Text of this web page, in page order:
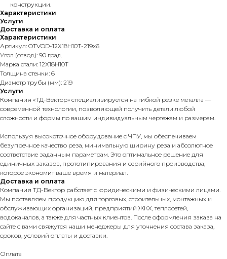
конструкции.
Характеристики
Услуги
Доставка и оплата
Характеристики
Артикул: OTVOD-12Х18Н10Т-219x6
Угол (отвод): 90 град
Марка стали: 12Х18Н10Т
Толщина стенки: 6
Диаметр трубы (мм): 219
Услуги
Компания «ТД-Вектор» специализируется на гибкой резке металла —
современной технологии, позволяющей получить детали любой
сложности и формы по вашим индивидуальным чертежам и размерам.
Используя высокоточное оборудование с ЧПУ, мы обеспечиваем
безупречное качество реза, минимальную ширину реза и абсолютное
соответствие заданным параметрам. Это оптимальное решение для
единичных заказов, прототипирования и серийного производства,
которое экономит ваше время и материал.
Доставка и оплата
Компания ТД-Вектор работает с юридическими и физическими лицами.
Мы поставляем продукцию для торговых, строительных, монтажных и
обслуживающих организаций, предприятий ЖКХ, теплосетей,
водоканалов, а также для частных клиентов. После оформления заказа на
сайте с вами свяжутся наши менеджеры для уточнения состава заказа,
сроков, условий оплаты и доставки.
Оплата